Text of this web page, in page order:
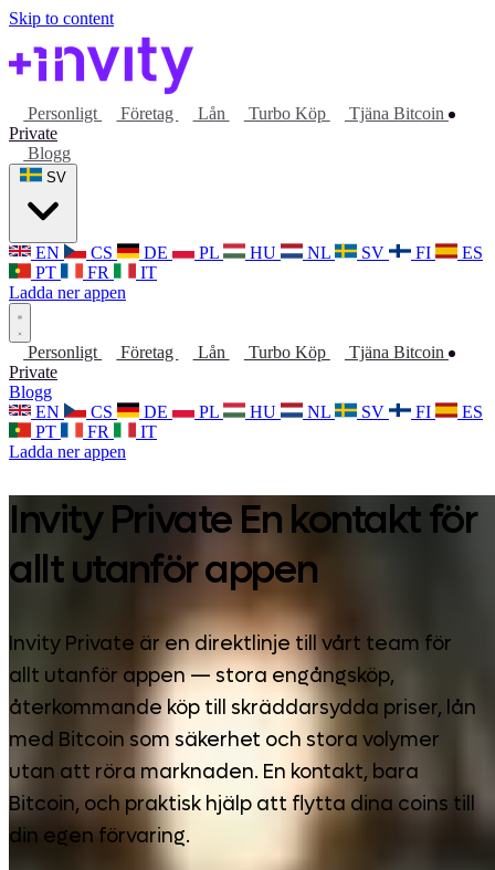
Skip to content
Personligt Företag Lån Turbo Köp
Tjäna Bitcoin
Private
Blogg
EN CS DE PL HU NL SV FI
ES
PT
FR
IT
Ladda ner appen
Personligt Företag Lån Turbo Köp
Tjäna Bitcoin
Private
Blogg
EN
CS DE PL HU NL SV FI
ES
PT
FR
IT
Ladda ner appen
Invity Private En kontakt för
allt utanför appen
Invity Private är en direktlinje till vårt team för
allt utanför appen — stora engångsköp,
återkommande köp till skräddarsydda priser, lån
med Bitcoin som säkerhet och stora volymer
utan att röra marknaden. En kontakt, bara
Bitcoin, och praktisk hjälp att flytta dina coins till
din egen förvaring.